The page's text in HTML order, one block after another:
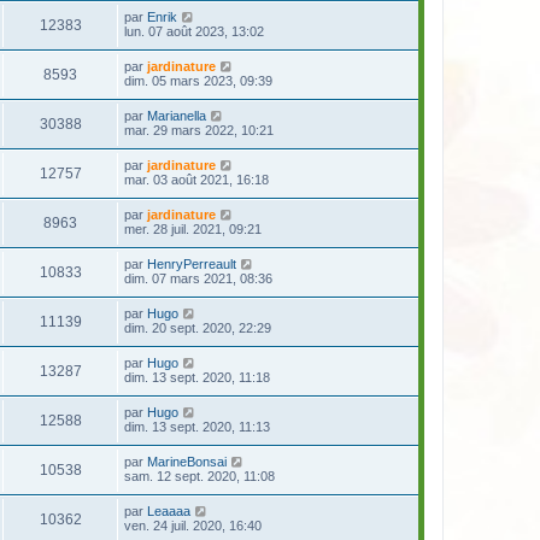
12383 par Enrik
lun. 07 août 2023, 13:02
8593 par jardinature
dim. 05 mars 2023, 09:39
30388 par Marianella
mar. 29 mars 2022, 10:21
12757 par jardinature
mar. 03 août 2021, 16:18
8963 par jardinature
mer. 28 juil. 2021, 09:21
10833 par HenryPerreault
dim. 07 mars 2021, 08:36
11139 par Hugo
dim. 20 sept. 2020, 22:29
13287 par Hugo
dim. 13 sept. 2020, 11:18
12588 par Hugo
dim. 13 sept. 2020, 11:13
10538 par MarineBonsai
sam. 12 sept. 2020, 11:08
10362 par Leaaaa
ven. 24 juil. 2020, 16:40